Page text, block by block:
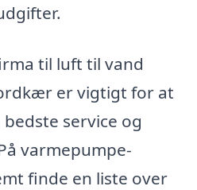
til luft til vand
er vigtigt for at
service og
varmepumpe-
finde en liste over